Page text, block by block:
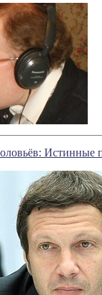
Истинные